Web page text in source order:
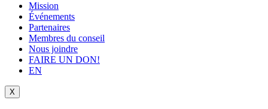
Mission
Événements
Partenaires
Membres du conseil
Nous joindre
FAIRE UN DON!
EN
X